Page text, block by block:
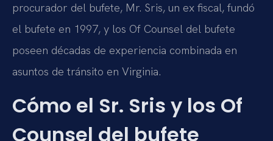
procurador del bufete, Mr. Sris, un ex fiscal, fundó
el bufete en 1997, y los Of Counsel del bufete
poseen décadas de experiencia combinada en
asuntos de tránsito en Virginia.
Cómo el Sr. Sris y los Of
Counsel del bufete